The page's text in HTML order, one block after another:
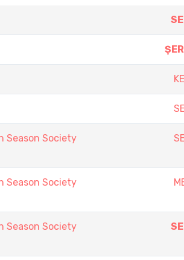
Season Society
Season Society
Season Society